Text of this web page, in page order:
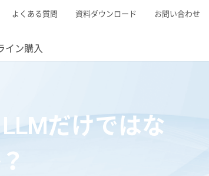
よくある質問 資料ダウンロード お問い合わせ
製品セミナー
からの評価
のシステムを考えるコミュニティ）
レージ
セキュリティ対策
イン購入
だけではな